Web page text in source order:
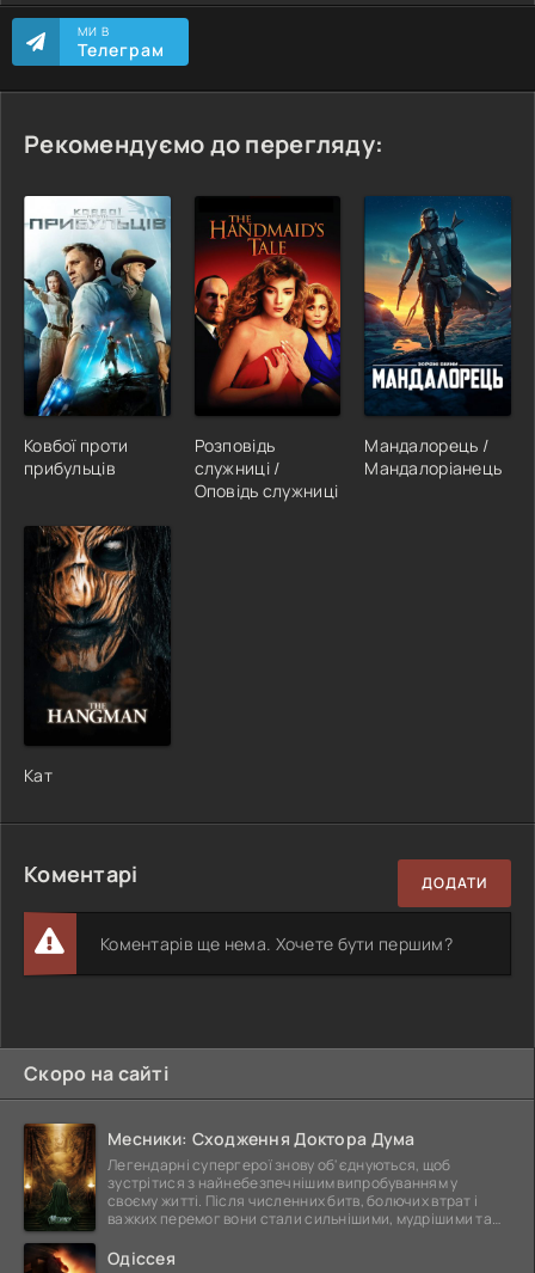
МИ В
Телеграм
Рекомендуємо до перегляду:
Ковбої проти
прибульцiв
Розповідь
служниці /
Оповідь служниці
Мандалорець /
Мандалоріанець
Кат
Коментарі ДОДАТИ
Коментарів ще нема. Хочете бути першим?
Скоро на сайті
Месники: Сходження Доктора Дума
Легендарні супергерої знову об'єднуються, щоб
зустрітися з найнебезпечнішим випробуванням у
своєму житті. Після численних битв, болючих втрат і
важких перемог вони стали сильнішими, мудрішими та
Одіссея